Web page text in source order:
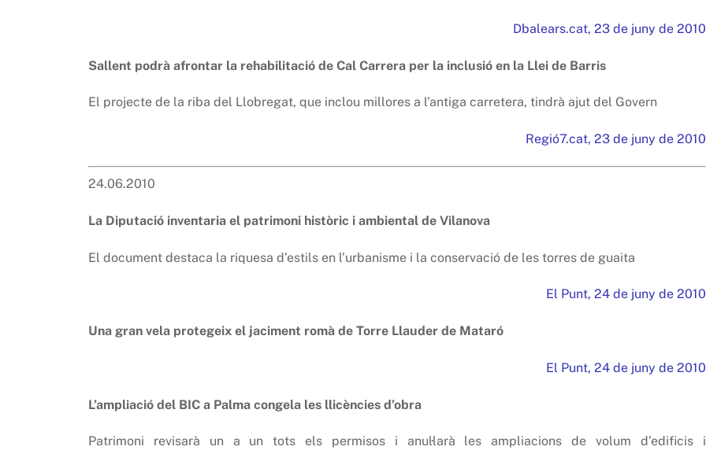
Dbalears.cat, 23 de juny de 2010
Sallent podrà afrontar la rehabilitació de Cal Carrera per la inclusió en la Llei de Barris
El projecte de la riba del Llobregat, que inclou millores a l’antiga carretera, tindrà ajut del Govern
Regió7.cat, 23 de juny de 2010
24.06.2010
La Diputació inventaria el patrimoni històric i ambiental de Vilanova
El document destaca la riquesa d’estils en l’urbanisme i la conservació de les torres de guaita
El Punt, 24 de juny de 2010
Una gran vela protegeix el jaciment romà de Torre Llauder de Mataró
El Punt, 24 de juny de 2010
L’ampliació del BIC a Palma congela les llicències d’obra
Patrimoni revisarà un a un tots els permisos i anul·larà les ampliacions de volum d’edificis i